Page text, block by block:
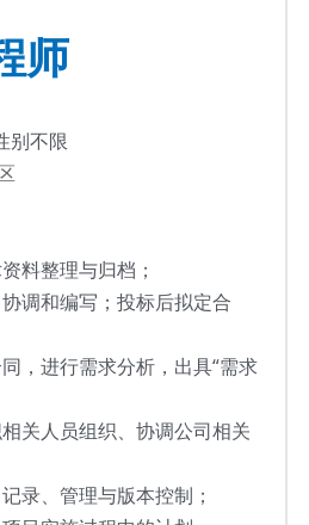
师
别不限
料整理与归档；
调和编写；投标后拟定合
，进行需求分析，出具“需求
关人员组织、协调公司相关
录、管理与版本控制；